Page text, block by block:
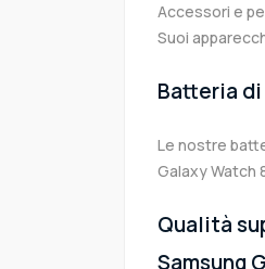
Accessori e
Suoi
Batteria
Le nostre
Galaxy Watch
Qualità
Samsung